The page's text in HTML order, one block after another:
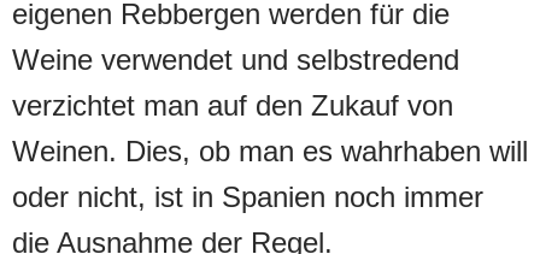
eigenen Rebbergen werden für die
Weine verwendet und selbstredend
verzichtet man auf den Zukauf von
Weinen. Dies, ob man es wahrhaben will
oder nicht, ist in Spanien noch immer
die Ausnahme der Regel.